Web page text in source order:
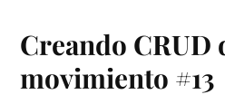
Creando CRUD
movimiento #13